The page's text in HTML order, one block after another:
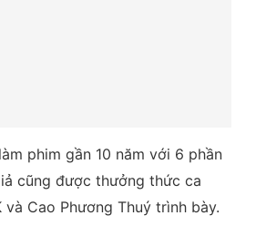
phim gần 10 năm với 6 phần
cũng được thưởng thức ca
và Cao Phương Thuý trình bày.